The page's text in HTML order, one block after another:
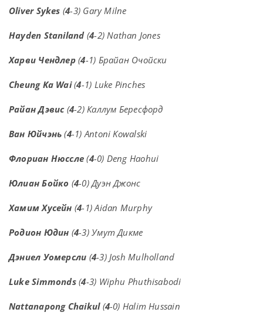
Oliver Sykes (4-3) Gary Milne
Hayden Staniland(4-2) Nathan Jones
Харви Чендлер(4-1) Брайан Очойски
Cheung Ka Wai(4-1) Luke Pinches
Райан Дэвис(4-2) Каллум Бересфорд
Ван Юйчэнь (4-1) Antoni Kowalski
Флориан Нюссле (4-0) Deng Haohui
Юлиан Бойко (4-0) Дуэн Джонс
Хамим Хусейн (4-1) Aidan Murphy
Родион Юдин (4-3) Умут Дикме
Дэниел Уомерсли (4-3) Josh Mulholland
Luke Simmonds(4-3) Wiphu Phuthisabodi
Nattanapong Chaikul(4-0) Halim Hussain